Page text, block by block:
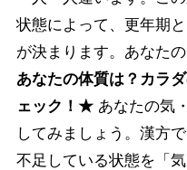
状態によって、更年期
が決まります。あなた
あなたの体質は？カラ
ェック！★あなたの気
してみましょう。漢方
不足している状態を「